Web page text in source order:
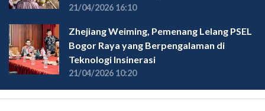
21/04/2026 16:10
Zhejiang Weiming, Pemenang Lelang PSEL
Bogor Raya yang Berpengalaman di
Teknologi Insinerasi
21/04/2026 10:20